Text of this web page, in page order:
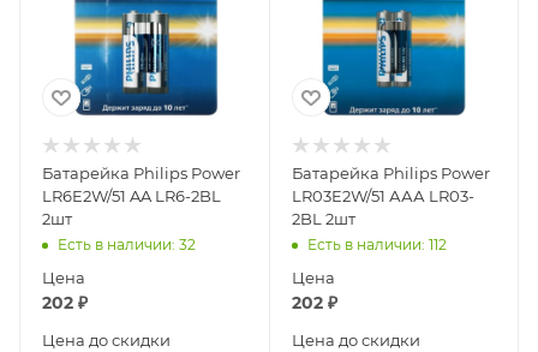
Батарейка Philips Power
LR6E2W/51 AA LR6-2BL
2шт
Есть в наличии: 32
Цена
202 ₽
Цена до скидки
Батарейка Philips Power
LR03E2W/51 ААА LR03-
2BL 2шт
Есть в наличии: 112
Цена
202₽
Цена до скидки